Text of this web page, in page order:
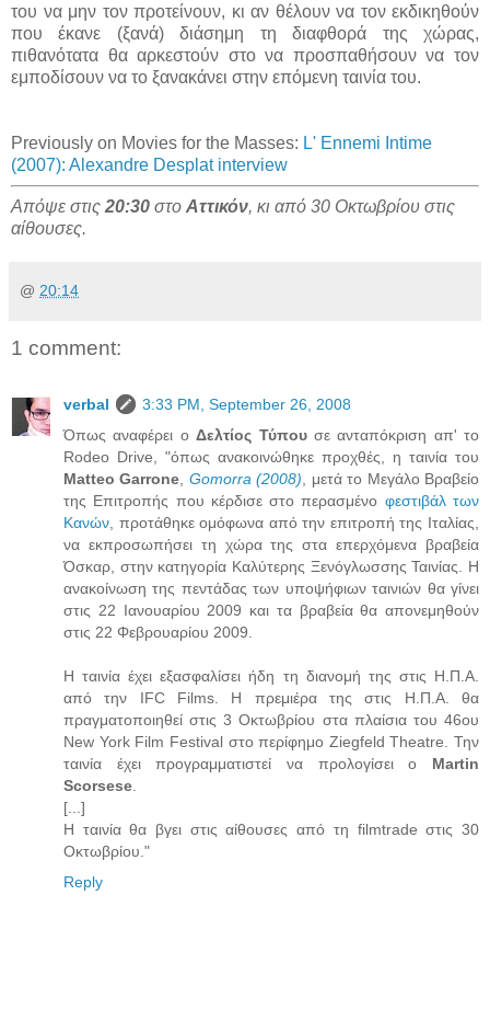
του να μην τον προτείνουν, κι αν θέλουν να τον εκδικηθούν
που έκανε (ξανά) διάσημη τη διαφθορά της χώρας,
πιθανότατα θα αρκεστούν στο να προσπαθήσουν να τον
εμποδίσουν να το ξανακάνει στην επόμενη ταινία του.
Previously on Movies for the Masses: L' Ennemi Intime
(2007): Alexandre Desplat interview
Απόψε στις 20:30 στο Αττικόν, κι από 30 Οκτωβρίου στις
αίθουσες.
@ 20:14
1 comment:
verbal
3:33 PM, September 26, 2008
Όπως αναφέρει οΔελτίος Τύπουσε ανταπόκριση απ' το
Rodeo Drive, "όπως ανακοινώθηκε προχθές, η ταινία του
Matteo Garrone Gomorra (2008) , μετά το Μεγάλο Βραβείο
της Επιτροπής που κέρδισε στο περασμένο φεστιβάλ των
Κανών , προτάθηκε ομόφωνα από την επιτροπή της Ιταλίας,
να εκπροσωπήσει τη χώρα της στα επερχόμενα βραβεία
Όσκαρ, στην κατηγορία Καλύτερης Ξενόγλωσσης Ταινίας. Η
ανακοίνωση της πεντάδας των υποψήφιων ταινιών θα γίνει
στις 22 Ιανουαρίου 2009 και τα βραβεία θα απονεμηθούν
στις 22 Φεβρουαρίου 2009.
Η ταινία έχει εξασφαλίσει ήδη τη διανομή της στις Η.Π.Α.
από την IFC Films. Η πρεμιέρα της στις Η.Π.Α. θα
πραγματοποιηθεί στις 3 Οκτωβρίου στα πλαίσια του 46ου
New York Film Festival στο περίφημο Ziegfeld Theatre. Την
ταινία έχει προγραμματιστεί να προλογίσει o Martin
Scorsese
[...]
Η ταινία θα βγει στις αίθουσες από τη filmtrade στις 30
Οκτωβρίου."
Reply